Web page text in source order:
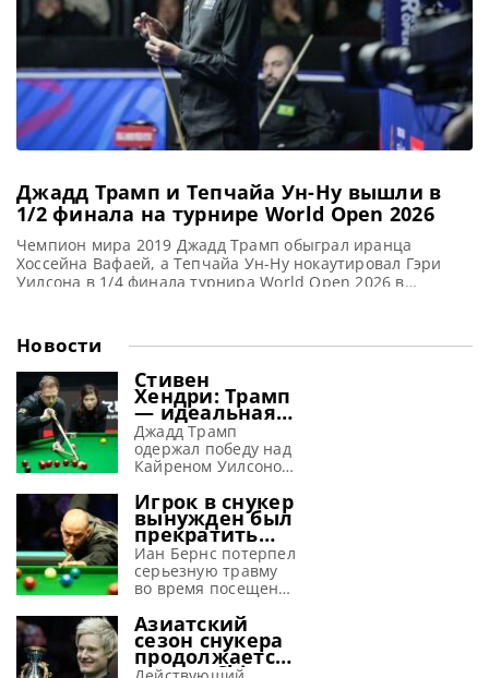
Джадд Трамп и Тепчайа Ун-Ну вышли в
1/2 финала на турнире World Open 2026
Чемпион мира 2019 Джадд Трамп обыграл иранца
Хоссейна Вафаей, а Тепчайа Ун-Ну нокаутировал Гэри
Уилсона в 1/4 финала турнира World Open 2026 в
одержав уверенную победу над Хоссейном Вафаей со
счётом 5-1. Его следующим соперником станет Тепчайа
Ун-Ну. До
Новости
Стивен
Хендри: Трамп
— идеальная
машина для
завоевания
побед
Джадд Трамп
одержал победу над
Кайреном Уилсоном
Мастерс 2026 и, по
словам Хендри,
просто создан для
успеха в снукере,
сообщает WST
Стивен Хендри
Трамп способен
вновь обрести свою
лучшую форму в
Игрок в снукер
вынужден был
прекратить
выступления
из-за
серьезной
травмы,
полученной на
аттракционе
Иан Бернс потерпел
серьезную травму
во время посещения
вынужден
пропустить начало
снукерного сезона
Азиатский
сезон снукера
продолжается:
турнир China